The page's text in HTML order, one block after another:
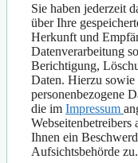
Sie haben jederzeit
über Ihre
Herkunft und
Datenverarbeitung
Berichtigung,
Daten. Hierzu sowie
personenbezogene
die im Impressum
Webseitenbetreibers
Ihnen ein
Aufsichtsbehörde zu.